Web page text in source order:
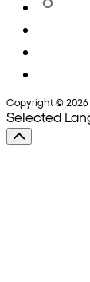
Copyright © 2026
Selected